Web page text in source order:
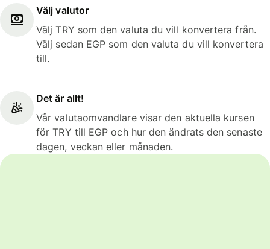
Välj valutor
Välj TRY som den valuta du vill konvertera från.
Välj sedan EGP som den valuta du vill konvertera
till.
Det är allt!
Vår valutaomvandlare visar den aktuella kursen
för TRY till EGP och hur den ändrats den senaste
dagen, veckan eller månaden.